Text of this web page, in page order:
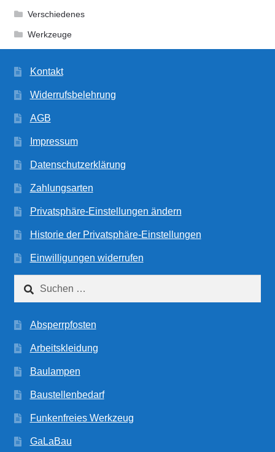
Verschiedenes
Werkzeuge
Kontakt
Widerrufsbelehrung
AGB
Impressum
Datenschutzerklärung
Zahlungsarten
Privatsphäre-Einstellungen ändern
Historie der Privatsphäre-Einstellungen
Einwilligungen widerrufen
nach:
Absperrpfosten
Arbeitskleidung
Baulampen
Baustellenbedarf
Funkenfreies Werkzeug
GaLaBau